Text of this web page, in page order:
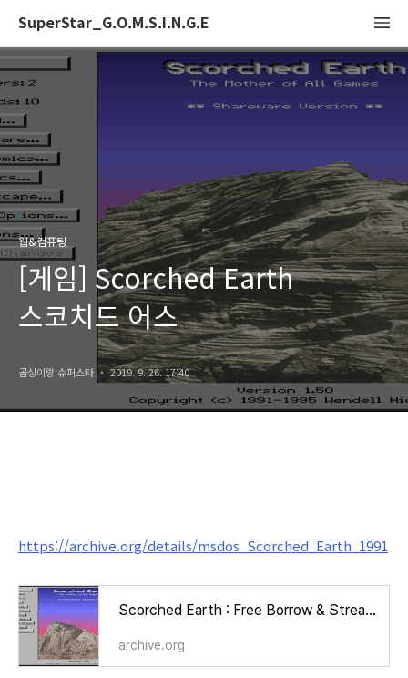
SuperStar_G.O.M.S.I.N.G.E
웹&컴퓨팅
[게임] Scorched Earth
스코치드 어스
곰싱이랑 슈퍼스타 2019. 9. 26. 17:40
https://archive.org/details/msdos_Scorched_Earth_1991
Scorched Earth : Free Borrow & Streaming : Internet Archive
archive.org